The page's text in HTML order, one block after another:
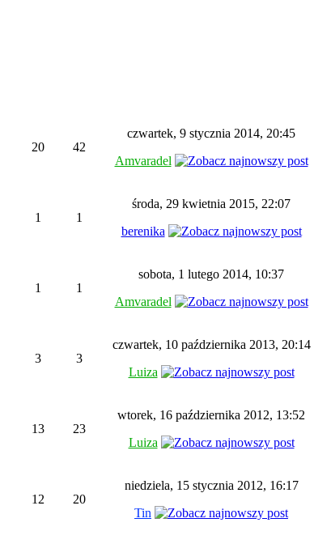
20 42
czwartek, 9 stycznia 2014, 20:45
Amvaradel
1 1
środa, 29 kwietnia 2015, 22:07
berenika
1 1
sobota, 1 lutego 2014, 10:37
Amvaradel
3 3
czwartek, 10 października 2013, 20:14
Luiza
13 23
wtorek, 16 października 2012, 13:52
Luiza
12 20
niedziela, 15 stycznia 2012, 16:17
Tin